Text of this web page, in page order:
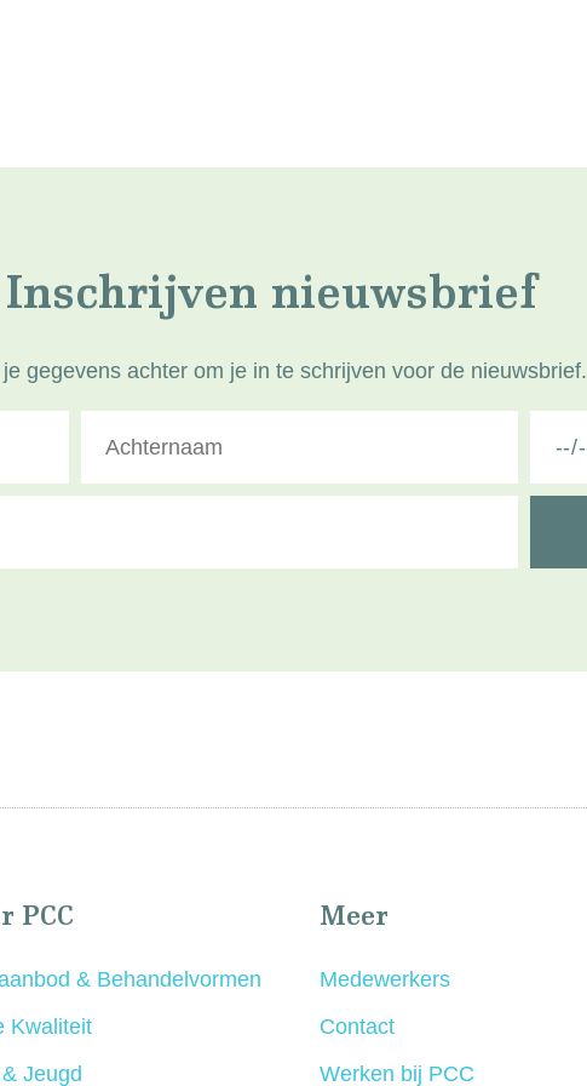
Inschrijven nieuwsbrief
gegevens achter om je in te schrijven voor de nieuwsbrief.
PCC
& Behandelvormen
Kwaliteit
Jeugd
Meer
Medewerkers
Contact
Werken bij PCC